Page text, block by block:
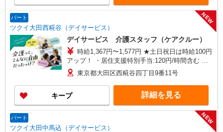
パート
ツクイ大田西糀谷（デイサービス）
NEW
デイサービス 介護スタッフ（ケアクルー）
時給1,367円〜1,577円 ★土日祝日は時給100円
アップ！ ・居住支援特別手当:120円/時間含む ※
給与幅は資格・経験等による
東京都大田区西糀谷四丁目9番11号
キープ 詳細を見る
パート
ツクイ大田中馬込（デイサービス）
NEW